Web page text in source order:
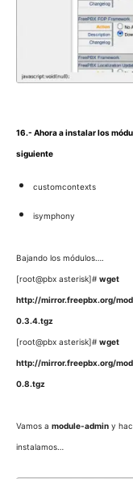
16.- Ahora a instalar los
siguiente
customcontexts
isymphony
Bajando los módulos….
[root@pbx asterisk]# wget
http://mirror.freepbx.org/
0.3.4.tgz
[root@pbx asterisk]# wget
http://mirror.freepbx.org/
0.8.tgz
Vamos a module-admin y
instalamos…